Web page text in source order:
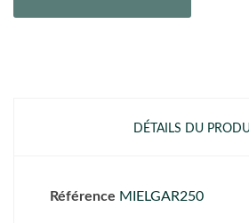
DÉTAILS DU
Référence MIELGAR250